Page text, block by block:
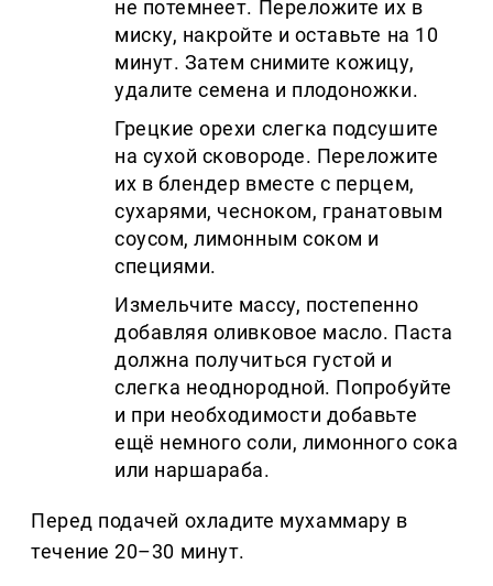
не потемнеет. Переложите их в
миску, накройте и оставьте на 10
минут. Затем снимите кожицу,
удалите семена и плодоножки.
Грецкие орехи слегка подсушите
на сухой сковороде. Переложите
их в блендер вместе с перцем,
сухарями, чесноком, гранатовым
соусом, лимонным соком и
специями.
Измельчите массу, постепенно
добавляя оливковое масло. Паста
должна получиться густой и
слегка неоднородной. Попробуйте
и при необходимости добавьте
ещё немного соли, лимонного сока
или наршараба.
Перед подачей охладите мухаммару в
течение 20–30 минут.